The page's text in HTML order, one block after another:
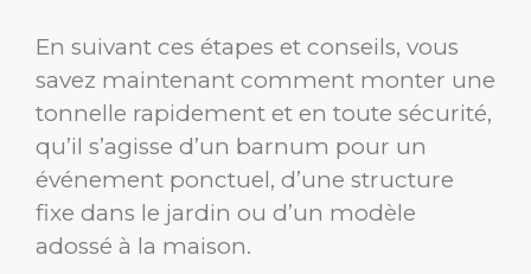
En suivant ces étapes et conseils, vous
savez maintenant comment monter une
tonnelle rapidement et en toute sécurité,
qu’il s’agisse d’un barnum pour un
événement ponctuel, d’une structure
fixe dans le jardin ou d’un modèle
adossé à la maison.